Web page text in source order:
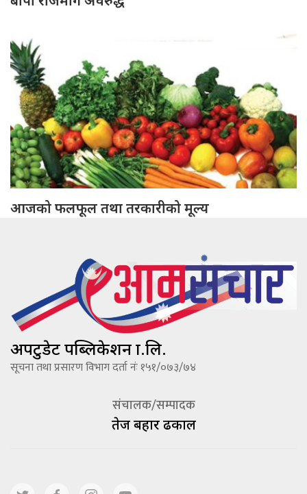
आजको फलफूल तथा तरकारीको मूल्य
अपटुडेट पब्लिकेशन प्रा.लि.
सूचना तथा प्रसारण विभाग दर्ता नंः १५१/०७३/७४
संचालक/सम्पादक
तेज बहादूर ढकाल